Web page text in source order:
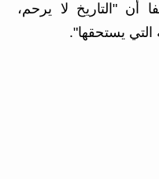
أن "التاريخ لا يرحم،
يستحقها".